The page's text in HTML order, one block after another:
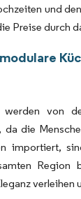
und
Preise durch
von
die
importiert,